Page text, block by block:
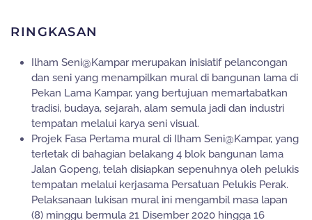
RINGKASAN
Ilham Seni@Kampar merupakan inisiatif pelancongan
dan seni yang menampilkan mural di bangunan lama di
Pekan Lama Kampar, yang bertujuan memartabatkan
tradisi, budaya, sejarah, alam semula jadi dan industri
tempatan melalui karya seni visual.
Projek Fasa Pertama mural di Ilham Seni@Kampar, yang
terletak di bahagian belakang 4 blok bangunan lama
Jalan Gopeng, telah disiapkan sepenuhnya oleh pelukis
tempatan melalui kerjasama Persatuan Pelukis Perak.
Pelaksanaan lukisan mural ini mengambil masa lapan
(8) minggu bermula 21 Disember 2020 hingga 16